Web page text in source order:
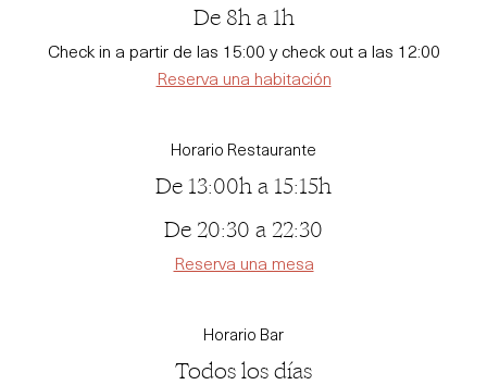
De 8h a 1h
Check in a partir de las 15:00 y check out a las 12:00
Reserva una habitación
Horario Restaurante
De 13:00h a 15:15h
De 20:30 a 22:30
Reserva una mesa
Horario Bar
Todos los días